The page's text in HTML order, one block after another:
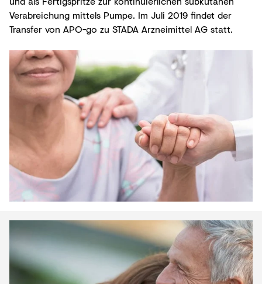
Verabreichung mittels Pumpe. Im Juli 2019 findet der
Transfer von APO-go zu STADA Arzneimittel AG statt.